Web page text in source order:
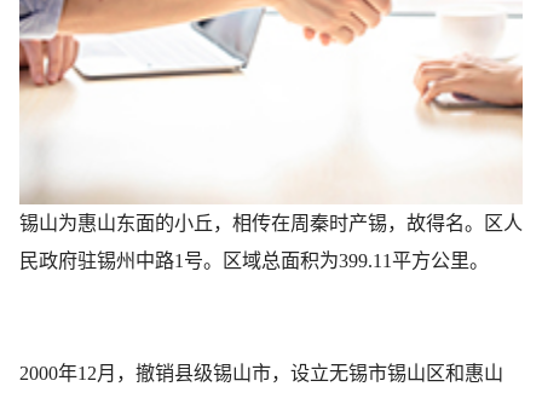
锡山为惠山东面的小丘，相传在周秦时产锡，故得名。区人
民政府驻锡州中路1号。区域总面积为399.11平方公里。
2000年12月，撤销县级锡山市，设立无锡市锡山区和惠山